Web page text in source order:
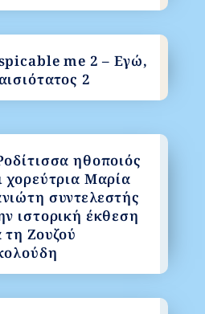
ηθοποιός
χορεύτρια Μαρία
συντελεστής
ιστορική έκθεση
τη Ζουζού
me 2 – Εγώ,
2